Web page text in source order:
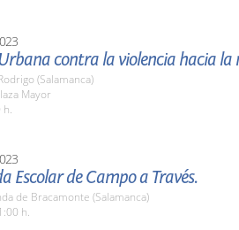
contra la violencia hacia la
(Salamanca)
Mayor
h.
Escolar de Campo a Través.
de Bracamonte (Salamanca)
h.